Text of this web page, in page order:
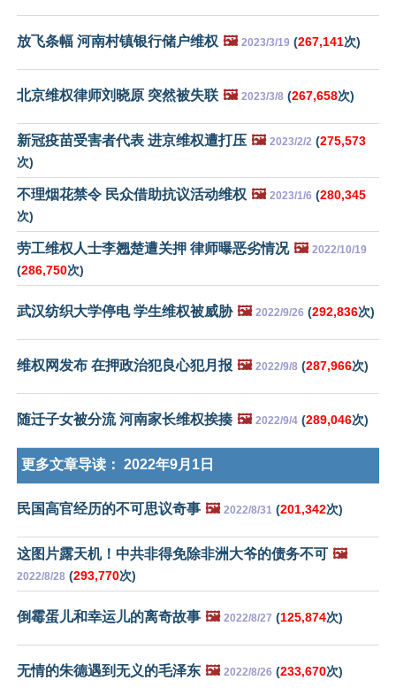
放飞条幅 河南村镇银行储户维权 🖼️ 2023/3/19 (267,141次)
北京维权律师刘晓原 突然被失联 🖼️ 2023/3/8 (267,658次)
新冠疫苗受害者代表 进京维权遭打压 🖼️ 2023/2/2 (275,573
次)
不理烟花禁令 民众借助抗议活动维权 🖼️ 2023/1/6 (280,345
次)
劳工维权人士李翘楚遭关押 律师曝恶劣情况 🖼️ 2022/10/19
(286,750次)
武汉纺织大学停电 学生维权被威胁 🖼️ 2022/9/26 (292,836次)
维权网发布 在押政治犯良心犯月报 🖼️ 2022/9/8 (287,966次)
随迁子女被分流 河南家长维权挨揍 🖼️ 2022/9/4 (289,046次)
更多文章导读： 2022年9月1日
民国高官经历的不可思议奇事 🖼️ 2022/8/31 (201,342次)
这图片露天机！中共非得免除非洲大爷的债务不可 🖼️
2022/8/28 (293,770次)
倒霉蛋儿和幸运儿的离奇故事 🖼️ 2022/8/27 (125,874次)
无情的朱德遇到无义的毛泽东 🖼️ 2022/8/26 (233,670次)